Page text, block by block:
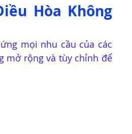
Hòa Không
mọi nhu cầu của các
mở rộng và tùy chỉnh để